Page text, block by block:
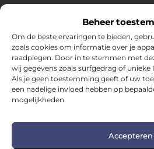
Beheer
Om de beste ervaringen te bieden,
zoals cookies om informatie over je
raadplegen. Door in te stemmen met
wij gegevens zoals surfgedrag of unieke
Als je geen toestemming geeft of uw
een nadelige invloed hebben op
mogelijkheden.
Accepteren
Over Hotspotmagazine
Jouw bron voor inspiratie en
dagelijks leven.
Verken een uitgebreide selectie
boordevol praktische adviezen en
om het beste uit elke dag te halen.